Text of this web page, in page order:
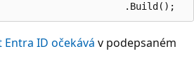
ID očekává v podepsaném